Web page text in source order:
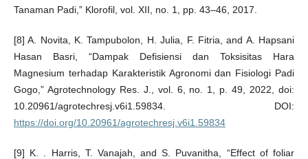
Tanaman Padi,” Klorofil, vol. XII, no. 1, pp. 43–46, 2017.
[8] A. Novita, K. Tampubolon, H. Julia, F. Fitria, and A. Hapsani
Hasan Basri, “Dampak Defisiensi dan Toksisitas Hara
Magnesium terhadap Karakteristik Agronomi dan Fisiologi Padi
Gogo,” Agrotechnology Res. J., vol. 6, no. 1, p. 49, 2022, doi:
10.20961/agrotechresj.v6i1.59834. DOI:
https://doi.org/10.20961/agrotechresj.v6i1.59834
[9] K. . Harris, T. Vanajah, and S. Puvanitha, “Effect of foliar